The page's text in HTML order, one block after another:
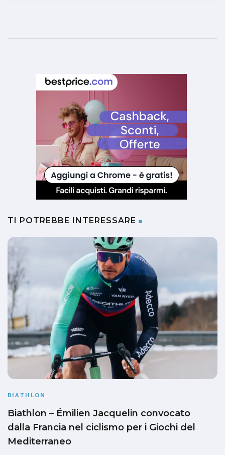
TI POTREBBE INTERESSARE
BIATHLON
Biathlon – Émilien Jacquelin convocato
dalla Francia nel ciclismo per i Giochi del
Mediterraneo